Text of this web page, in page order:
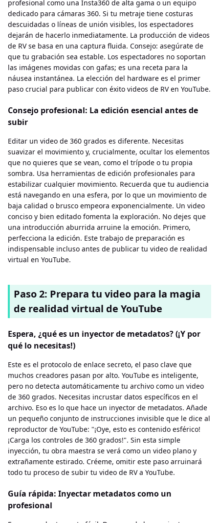
profesional como una Insta360 de alta gama o un equipo
dedicado para cámaras 360. Si tu metraje tiene costuras
descuidadas o líneas de unión visibles, los espectadores
dejarán de hacerlo inmediatamente. La producción de videos
de RV se basa en una captura fluida. Consejo: asegúrate de
que tu grabación sea estable. Los espectadores no soportan
las imágenes movidas con gafas; es una receta para la
náusea instantánea. La elección del hardware es el primer
paso crucial para publicar con éxito videos de RV en YouTube.
Consejo profesional: La edición esencial antes de
subir
Editar un video de 360 ​​grados es diferente. Necesitas
suavizar el movimiento y, crucialmente, ocultar los elementos
que no quieres que se vean, como el trípode o tu propia
sombra. Usa herramientas de edición profesionales para
estabilizar cualquier movimiento. Recuerda que tu audiencia
está navegando en una esfera, por lo que un movimiento de
baja calidad o brusco empeora exponencialmente. Un video
conciso y bien editado fomenta la exploración. No dejes que
una introducción aburrida arruine la emoción. Primero,
perfecciona la edición. Este trabajo de preparación es
indispensable incluso antes de publicar tu video de realidad
virtual en YouTube.
Paso 2: Prepara tu video para la magia
de realidad virtual de YouTube
Espera, ¿qué es un inyector de metadatos? (¡Y por
qué lo necesitas!)
Este es el protocolo de enlace secreto, el paso clave que
muchos creadores pasan por alto. YouTube es inteligente,
pero no detecta automáticamente tu archivo como un video
de 360 ​​grados. Necesitas incrustar datos específicos en el
archivo. Eso es lo que hace un inyector de metadatos. Añade
un pequeño conjunto de instrucciones invisible que le dice al
reproductor de YouTube: "¡Oye, esto es contenido esférico!
¡Carga los controles de 360 ​​grados!". Sin esta simple
inyección, tu obra maestra se verá como un video plano y
extrañamente estirado. Créeme, omitir este paso arruinará
todo tu proceso de subir tu video de RV a YouTube.
Guía rápida: Inyectar metadatos como un
profesional